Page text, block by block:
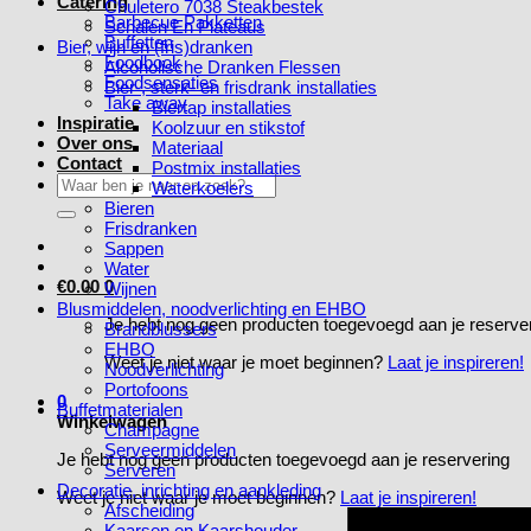
Barbecue Pakketten
Buffetten
Foodbook
Foodsensaties
Take away
Inspiratie
Over ons
Contact
Zoeken
naar:
€0.00 0
Je hebt nog geen producten toegevoegd aan je
Weet je niet waar je moet beginnen? Laat je inspireren!
0
Winkelwagen
Je hebt nog geen producten toegevoegd aan je reservering
Weet je niet waar je moet beginnen? Laat je inspireren!
Chuletero 7038 Steakbestek
Schalen En Plateaus
Bier, wijn en (fris)dranken
Alcoholische Dranken Flessen
Bier-, sterk- en frisdrank installaties
Biertap installaties
Koolzuur en stikstof
Materiaal
Postmix installaties
Waterkoelers
Bieren
Frisdranken
Sappen
Water
Wijnen
Blusmiddelen, noodverlichting en EHBO
Brandblussers
EHBO
Noodverlichting
Portofoons
Buffetmaterialen
Champagne
Serveermiddelen
Serveren
Decoratie, inrichting en aankleding
Afscheiding